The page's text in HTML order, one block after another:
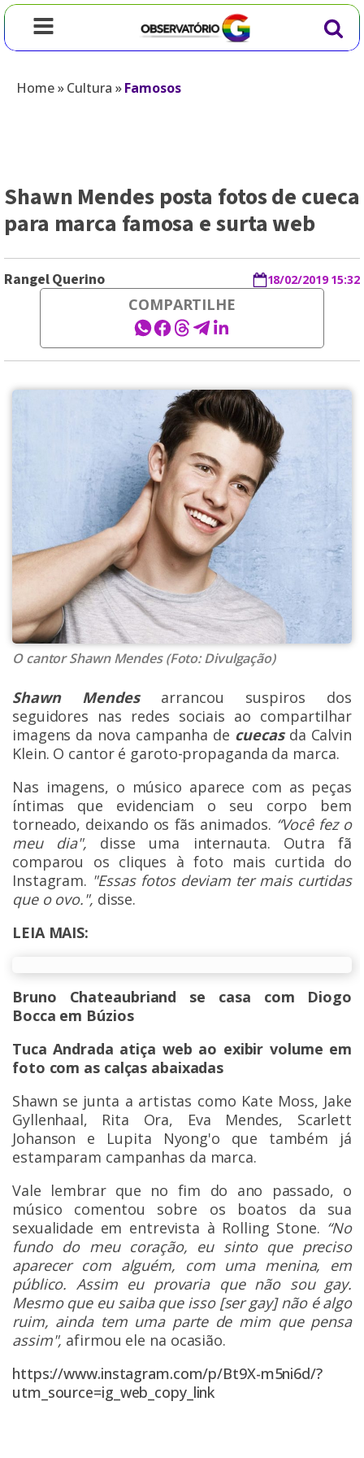
Home»Cultura »Famosos
Shawn Mendes posta fotos de cueca
para marca famosa e surta web
Rangel Querino 18/02/2019 15:32
COMPARTILHE
O cantor Shawn Mendes (Foto: Divulgação)
Shawn Mendesarrancou suspiros dos
seguidores nas redes sociais ao compartilhar
imagens da nova campanha de cuecasda Calvin
Klein. O cantor é garoto-propaganda da marca.
Nas imagens, o músico aparece com as peças
íntimas que evidenciam o seu corpo bem
torneado, deixando os fãs animados. “Você fez o
meu dia", disse uma internauta. Outra fã
comparou os cliques à foto mais curtida do
Instagram. "Essas fotos deviam ter mais curtidas
que o ovo.", disse.
LEIA MAIS:
Bruno Chateaubriand se casa com Diogo
Bocca em Búzios
Tuca Andrada atiça web ao exibir volume em
foto com as calças abaixadas
Shawn se junta a artistas como Kate Moss, Jake
Gyllenhaal, Rita Ora, Eva Mendes, Scarlett
Johanson e Lupita Nyong'o que também já
estamparam campanhas da marca.
Vale lembrar que no fim do ano passado, o
músico comentou sobre os boatos da sua
sexualidade em entrevista à Rolling Stone. “No
fundo do meu coração, eu sinto que preciso
aparecer com alguém, com uma menina, em
público. Assim eu provaria que não sou gay.
Mesmo que eu saiba que isso [ser gay] não é algo
ruim, ainda tem uma parte de mim que pensa
assim", afirmou ele na ocasião.
https://www.instagram.com/p/Bt9X-m5ni6d/?
utm_source=ig_web_copy_link